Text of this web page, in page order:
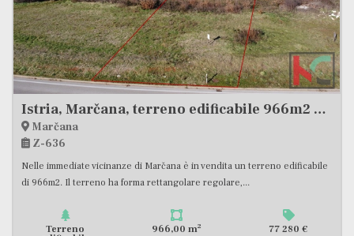
Istria, Marčana, terreno edificabile 966m2 #vendita
un terreno edificabile
77 280 €
Terreno edificabile in vendita in una posizione
di Loborika con una superficie totale di 545...
Terreno
545,00 m